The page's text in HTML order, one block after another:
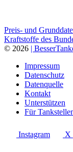
Preis- und
Kraftstoffe des
© 2026 |
Impressum
Datenschutz
Datenquelle
Kontakt
Unterstützen
Für
Instagram X